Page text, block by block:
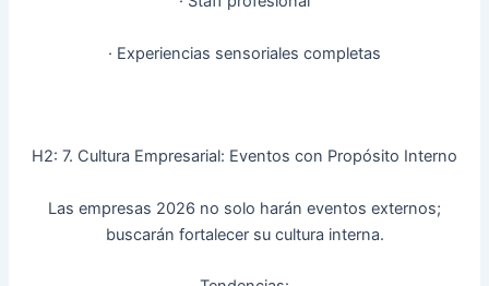
· Experiencias sensoriales completas
H2: 7. Cultura Empresarial: Eventos con Propósito Interno
Las empresas 2026 no solo harán eventos externos;
buscarán fortalecer su cultura interna.